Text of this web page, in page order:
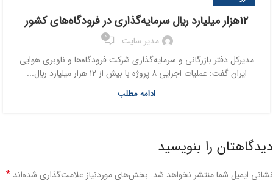
۱۲هزار ميليارد ريال سرمايه‌گذاري در فرودگاه‌هاي کشور
مدیر سایت 0
مديرکل دفتر بازرگاني و سرمايه‌گذاري شرکت فرودگاه‌ها و ناوبري هوايي
ايران گفت: عمليات اجرايي ۸ پروژه با بيش از ۱۲ هزار ميليارد ريال...
ادامه مطلب
دیدگاهتان را بنویسید
نشانی ایمیل شما منتشر نخواهد شد. بخش‌های موردنیاز علامت‌گذاری شده‌اند *